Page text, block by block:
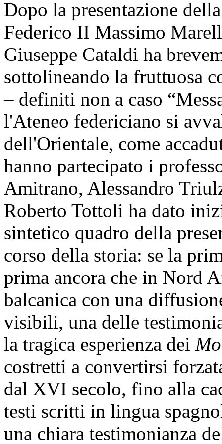
Dopo la presentazione
Federico II Massimo
Giuseppe Cataldi ha
sottolineando la fruttuosa
– definiti non a caso
l'Ateneo federiciano si
dell'Orientale, come
hanno partecipato i
Amitrano, Alessandro
Roberto Tottoli ha dato
sintetico quadro della
corso della storia: se la
prima ancora che in Nord
balcanica con una
visibili, una delle
la tragica esperienza dei
costretti a convertirsi
dal XVI secolo, fino alla
testi scritti in lingua
una chiara testimonianza